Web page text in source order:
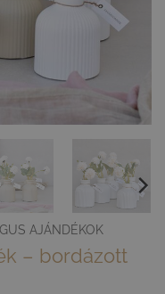
AJÁNDÉKOK
– bordázott